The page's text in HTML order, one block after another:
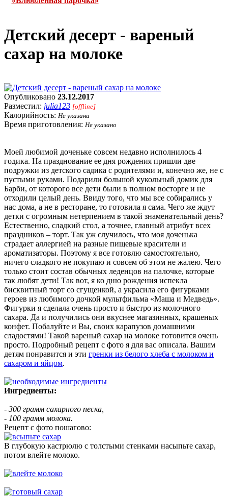
Детский десерт - вареный
сахар на молоке
Опубликовано 23.12.2017
Разместил: julia123 [offline]
Калорийность: Не указана
Время приготовления: Не указано
Моей любимой доченьке совсем недавно исполнилось 4
годика. На празднование ее дня рождения пришли две
подружки из детского садика с родителями и, конечно же, не с
пустыми руками. Подарили большой кукольный домик для
Барби, от которого все дети были в полном восторге и не
отходили целый день. Ввиду того, что мы все собирались у
нас дома, а не в ресторане, то готовила я сама. Чего же ждут
детки с огромным нетерпением в такой знаменательный день?
Естественно, сладкий стол, а точнее, главный атрибут всех
праздников – торт. Так уж случилось, что моя доченька
страдает аллергией на разные пищевые красители и
ароматизаторы. Поэтому я все готовлю самостоятельно,
ничего сладкого не покупаю и совсем об этом не жалею. Чего
только стоит состав обычных леденцов на палочке, которые
так любят дети! Так вот, я ко дню рождения испекла
бисквитный торт со сгущенкой, а украсила его фигурками
героев из любимого дочкой мультфильма «Маша и Медведь».
Фигурки я сделала очень просто и быстро из молочного
сахара. Да и получились они вкуснее магазинных, крашеных
конфет. Побалуйте и Вы, своих карапузов домашними
сладостями! Такой вареный сахар на молоке готовится очень
просто. Подробный рецепт с фото я для вас описала. Вашим
детям понравится и эти гренки из белого хлеба с молоком и
сахаром и яйцом.
Ингредиенты:
- 300 грамм сахарного песка,
- 100 грамм молока.
Рецепт с фото пошагово:
В глубокую кастрюлю с толстыми стенками насыпьте сахар,
потом влейте молоко.